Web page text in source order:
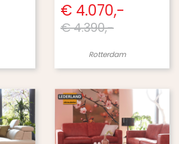
€ 4.070,-
€ 4.390,-
Rotterdam